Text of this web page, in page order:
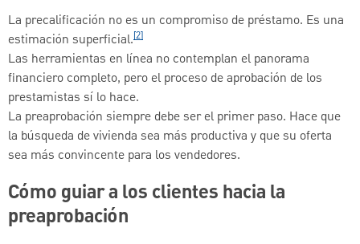
La precalificación no es un compromiso de préstamo. Es una
estimación superficial.[2]
Las herramientas en línea no contemplan el panorama
financiero completo, pero el proceso de aprobación de los
prestamistas sí lo hace.
La preaprobación siempre debe ser el primer paso. Hace que
la búsqueda de vivienda sea más productiva y que su oferta
sea más convincente para los vendedores.
Cómo guiar a los clientes hacia la
preaprobación